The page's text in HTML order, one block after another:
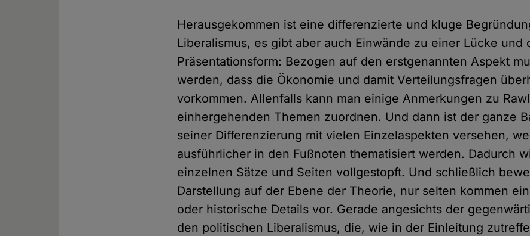
Herausgekommen ist eine differenzierte und kluge
Liberalismus, es gibt aber auch Einwände zu einer Lücke und
Präsentationsform: Bezogen auf den erstgenannten Aspekt
werden, dass die Ökonomie und damit Verteilungsfragen
vorkommen. Allenfalls kann man einige Anmerkungen zu
einhergehenden Themen zuordnen. Und dann ist der ganze
seiner Differenzierung mit vielen Einzelaspekten versehen,
ausführlicher in den Fußnoten thematisiert werden. Dadurch
einzelnen Sätze und Seiten vollgestopft. Und schließlich
Darstellung auf der Ebene der Theorie, nur selten kommen
oder historische Details vor. Gerade angesichts der
den politischen Liberalismus, die, wie in der Einleitung